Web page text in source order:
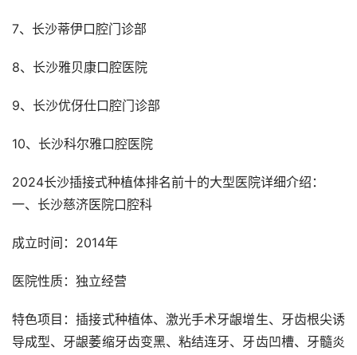
7、长沙蒂伊口腔门诊部
8、长沙雅贝康口腔医院
9、长沙优伢仕口腔门诊部
10、长沙科尔雅口腔医院
2024长沙插接式种植体排名前十的大型医院详细介绍：
一、长沙慈济医院口腔科
成立时间：2014年
医院性质：独立经营
特色项目：插接式种植体、激光手术牙龈增生、牙齿根尖诱
导成型、牙龈萎缩牙齿变黑、粘结连牙、牙齿凹槽、牙髓炎